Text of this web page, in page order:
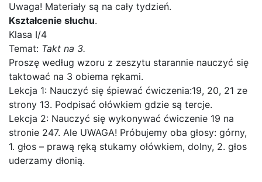
Uwaga! Materiały są na cały tydzień.
Kształcenie słuchu.
Klasa I/4
Temat: Takt na 3.
Proszę według wzoru z zeszytu starannie nauczyć się
taktować na 3 obiema rękami.
Lekcja 1: Nauczyć się śpiewać ćwiczenia:19, 20, 21 ze
strony 13. Podpisać ołówkiem gdzie są tercje.
Lekcja 2: Nauczyć się wykonywać ćwiczenie 19 na
stronie 247. Ale UWAGA! Próbujemy oba głosy: górny,
1. głos – prawą ręką stukamy ołówkiem, dolny, 2. głos
uderzamy dłonią.